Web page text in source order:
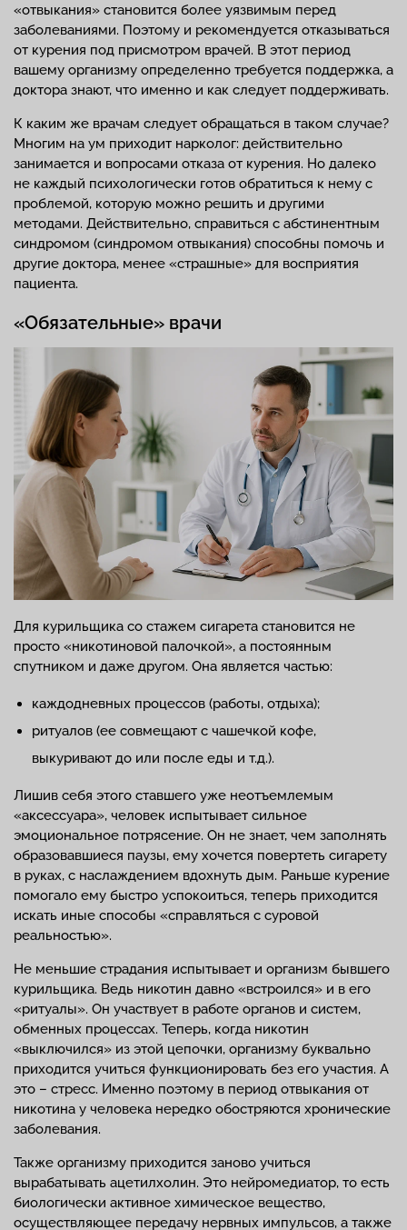
«отвыкания» становится более уязвимым перед
заболеваниями. Поэтому и рекомендуется отказываться
от курения под присмотром врачей. В этот период
вашему организму определенно требуется поддержка, а
доктора знают, что именно и как следует поддерживать.
К каким же врачам следует обращаться в таком случае?
Многим на ум приходит нарколог: действительно
занимается и вопросами отказа от курения. Но далеко
не каждый психологически готов обратиться к нему с
проблемой, которую можно решить и другими
методами. Действительно, справиться с абстинентным
синдромом (синдромом отвыкания) способны помочь и
другие доктора, менее «страшные» для восприятия
пациента.
«Обязательные» врачи
Для курильщика со стажем сигарета становится не
просто «никотиновой палочкой», а постоянным
спутником и даже другом. Она является частью:
каждодневных процессов (работы, отдыха);
ритуалов (ее совмещают с чашечкой кофе,
выкуривают до или после еды и т.д.).
Лишив себя этого ставшего уже неотъемлемым
«аксессуара», человек испытывает сильное
эмоциональное потрясение. Он не знает, чем заполнять
образовавшиеся паузы, ему хочется повертеть сигарету
в руках, с наслаждением вдохнуть дым. Раньше курение
помогало ему быстро успокоиться, теперь приходится
искать иные способы «справляться с суровой
реальностью».
Не меньшие страдания испытывает и организм бывшего
курильщика. Ведь никотин давно «встроился» и в его
«ритуалы». Он участвует в работе органов и систем,
обменных процессах. Теперь, когда никотин
«выключился» из этой цепочки, организму буквально
приходится учиться функционировать без его участия. А
это – стресс. Именно поэтому в период отвыкания от
никотина у человека нередко обостряются хронические
заболевания.
Также организму приходится заново учиться
вырабатывать ацетилхолин. Это нейромедиатор, то есть
биологически активное химическое вещество,
осуществляющее передачу нервных импульсов, а также